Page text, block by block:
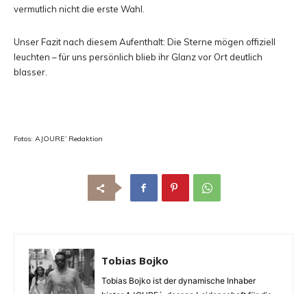
vermutlich nicht die erste Wahl.
Unser Fazit nach diesem Aufenthalt: Die Sterne mögen offiziell
leuchten – für uns persönlich blieb ihr Glanz vor Ort deutlich
blasser.
Fotos: AJOURE´ Redaktion
Tobias Bojko
Tobias Bojko ist der dynamische Inhaber